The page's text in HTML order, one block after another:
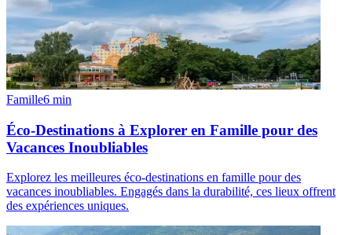
Famille6 min
Éco-Destinations à Explorer en Famille pour des
Vacances Inoubliables
Explorez les meilleures éco-destinations en famille pour des
vacances inoubliables. Engagés dans la durabilité, ces lieux offrent
des expériences uniques.